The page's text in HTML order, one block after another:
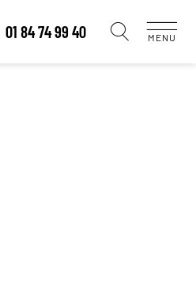
01 84 74 99 40 MENU